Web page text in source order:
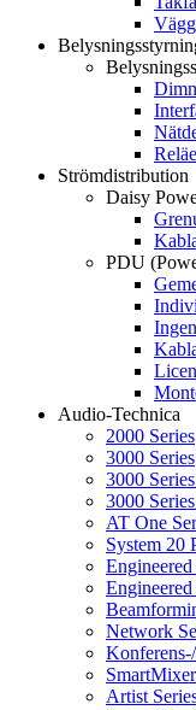
Strömdistribution
Daisy
PDU
Audio-Technica
2000 Series
3000 Series
3000
3000
AT One
System 20
Network
SmartMixer
Artist